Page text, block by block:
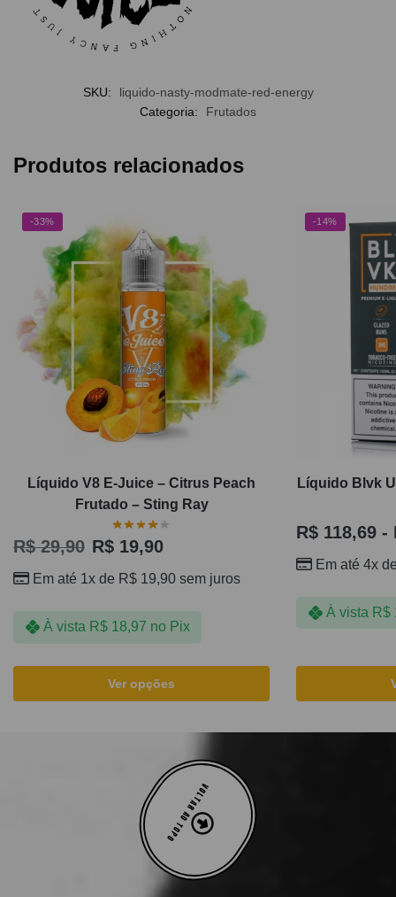
SKU:
liquido-nasty-modmate-red-energy
Categoria:
Frutados
Produtos relacionados
-33%
Líquido V8 E-Juice – Citrus Peach
Frutado – Sting Ray
R$29,90 R$ 19,90
Em até 1x de R$ 19,90 sem juros
À vista R$18,97 no Pix
Ver opções
-14%
Líquido Blvk
R$ 118,69 -
Em até 4x
À vista R$
VOLTAR AO TOPO